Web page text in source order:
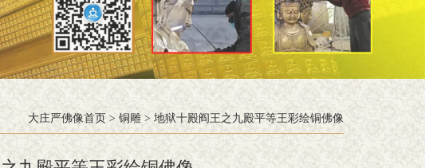
大庄严佛像首页 > 铜雕 > 地狱十殿阎王之九殿平等王彩绘铜佛像